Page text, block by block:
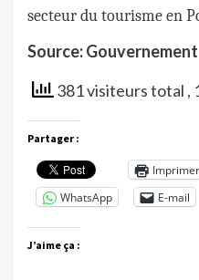
secteur du tourisme en
Source: Gouvernement
381 visiteurs total ,
Partager :
Imprimer
WhatsApp
E-mail
J’aime ça :